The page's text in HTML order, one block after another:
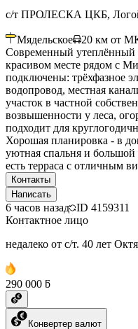
с/т ПРОЛЕСКА ЦКБ,
Мядельское 20 км от
Современный утеплённый
красивом месте рядом с
подключены: трёхфазное
водопровод, местная
участок в частной
возвышенности у леса,
подходит для
Хорошая планировка - в
уютная спальня и
есть терраса с отличным
Контакты
Написать
6 часов назад ID 4159311
Контактное лицо
недалеко от с/т. 40 лет
290 000 ƃ
Конвертер валют